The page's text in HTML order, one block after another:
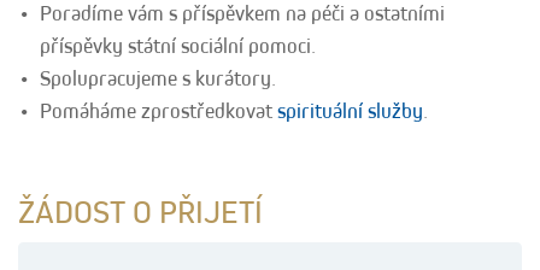
Poradíme vám s příspěvkem na péči a ostatními
příspěvky státní sociální pomoci.
Spolupracujeme s kurátory.
Pomáháme zprostředkovat spirituální služby.
ŽÁDOST O PŘIJETÍ